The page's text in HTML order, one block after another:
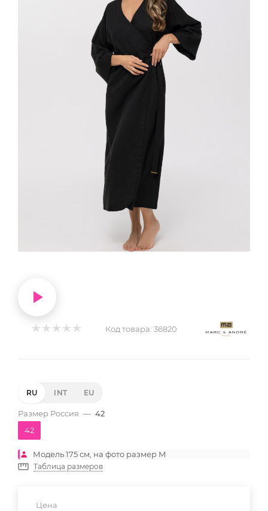
Код товара: 36820
RU INT EU
Размер Россия — 42
42
Модель 175 см, на фото размер M
Таблица размеров
Цена